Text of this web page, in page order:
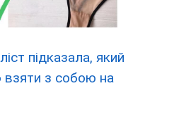
підказала, який
взяти з собою на